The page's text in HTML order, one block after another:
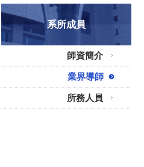
系所成員
師資簡介
業界導師
所務人員